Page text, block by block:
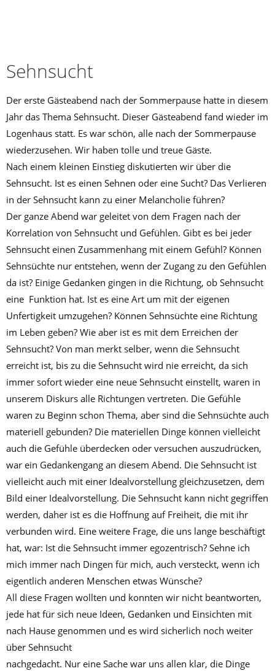
Sehnsucht
Der erste Gästeabend nach der Sommerpause hatte in diesem
Jahr das Thema Sehnsucht. Dieser Gästeabend fand wieder im
Logenhaus statt. Es war schön, alle nach der Sommerpause
wiederzusehen. Wir haben tolle und treue Gäste.
Nach einem kleinen Einstieg diskutierten wir über die
Sehnsucht. Ist es einen Sehnen oder eine Sucht? Das Verlieren
in der Sehnsucht kann zu einer Melancholie führen?
Der ganze Abend war geleitet von dem Fragen nach der
Korrelation von Sehnsucht und Gefühlen. Gibt es bei jeder
Sehnsucht einen Zusammenhang mit einem Gefühl? Können
Sehnsüchte nur entstehen, wenn der Zugang zu den Gefühlen
da ist? Einige Gedanken gingen in die Richtung, ob Sehnsucht
eine Funktion hat. Ist es eine Art um mit der eigenen
Unfertigkeit umzugehen? Können Sehnsüchte eine Richtung
im Leben geben? Wie aber ist es mit dem Erreichen der
Sehnsucht? Von man merkt selber, wenn die Sehnsucht
erreicht ist, bis zu die Sehnsucht wird nie erreicht, da sich
immer sofort wieder eine neue Sehnsucht einstellt, waren in
unserem Diskurs alle Richtungen vertreten. Die Gefühle
waren zu Beginn schon Thema, aber sind die Sehnsüchte auch
materiell gebunden? Die materiellen Dinge können vielleicht
auch die Gefühle überdecken oder versuchen auszudrücken,
war ein Gedankengang an diesem Abend. Die Sehnsucht ist
vielleicht auch mit einer Idealvorstellung gleichzusetzen, dem
Bild einer Idealvorstellung. Die Sehnsucht kann nicht gegriffen
werden, daher ist es die Hoffnung auf Freiheit, die mit ihr
verbunden wird. Eine weitere Frage, die uns lange beschäftigt
hat, war: Ist die Sehnsucht immer egozentrisch? Sehne ich
mich immer nach Dingen für mich, auch versteckt, wenn ich
eigentlich anderen Menschen etwas Wünsche?
All diese Fragen wollten und konnten wir nicht beantworten,
jede hat für sich neue Ideen, Gedanken und Einsichten mit
nach Hause genommen und es wird sicherlich noch weiter
über Sehnsucht
nachgedacht. Nur eine Sache war uns allen klar, die Dinge